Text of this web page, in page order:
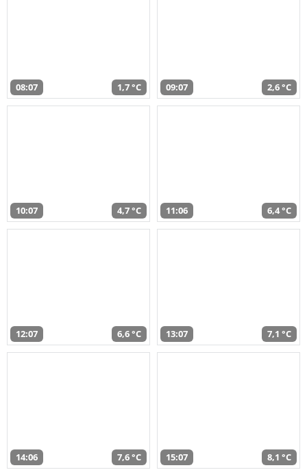
08:07 1,7 °C 09:07 2,6 °C
10:07 4,7 °C 11:06 6,4 °C
12:07 6,6 °C 13:07 7,1 °C
14:06 7,6 °C 15:07 8,1 °C